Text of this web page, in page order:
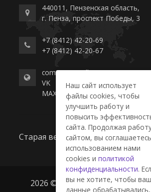
440011, Пензенская область,
г. Пенза, проспект Победы, 3
+7 (8412) 42-20-69
+7 (8412) 42-20-67
commerce-college.ru
VK
MAX
Старая версия сайта
2026 © ГАПОУ ПО
Наш сайт использует
файлы cookies, чтобы
улучшить работу и
повысить
сайта. Продолжая
сайтом, вы
использованием нами
cookies и политикой
конфиденциальности.
вы не хотите, чтобы
данные обрабатывались,